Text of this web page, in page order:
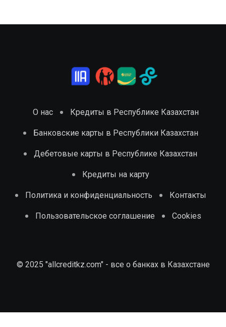
О нас Кредиты в Республике Казахстан
Банковские карты в Республики Казахстан
Дебетовые карты в Республике Казахстан
Кредиты на карту
Политика и конфиденциальность Контакты
Пользовательское соглашение Cookies
© 2025 "allcreditkz.com" - все о банках в Казахстане